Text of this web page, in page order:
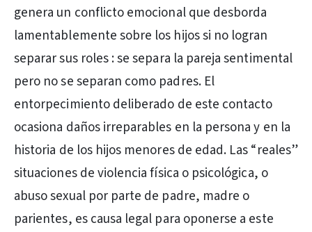
genera un conflicto emocional que desborda
lamentablemente sobre los hijos si no logran
separar sus roles : se separa la pareja sentimental
pero no se separan como padres. El
entorpecimiento deliberado de este contacto
ocasiona daños irreparables en la persona y en la
historia de los hijos menores de edad. Las “reales”
situaciones de violencia física o psicológica, o
abuso sexual por parte de padre, madre o
parientes, es causa legal para oponerse a este